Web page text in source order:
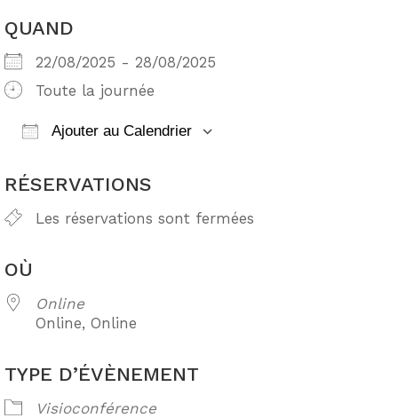
QUAND
22/08/2025 - 28/08/2025
Toute la journée
Ajouter au Calendrier
RÉSERVATIONS
Les réservations sont fermées
OÙ
Online
Online, Online
TYPE D’ÉVÈNEMENT
Visioconférence